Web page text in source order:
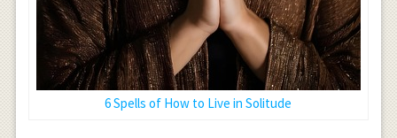
6 Spells of How to Live in Solitude